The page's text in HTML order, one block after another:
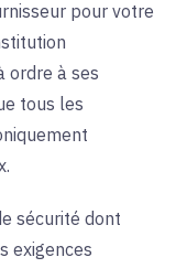
pour votre
ordre à ses
tous les
sécurité dont
exigences